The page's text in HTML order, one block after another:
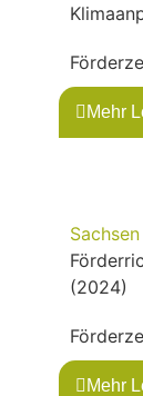
Mehr
Sachsen
(2024)
Mehr